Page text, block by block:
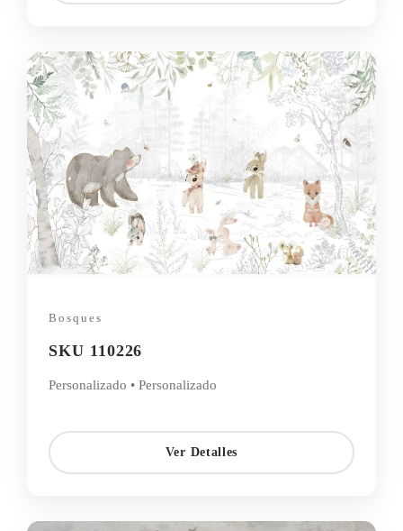
Bosques
SKU 110226
Personalizado • Personalizado
Ver Detalles